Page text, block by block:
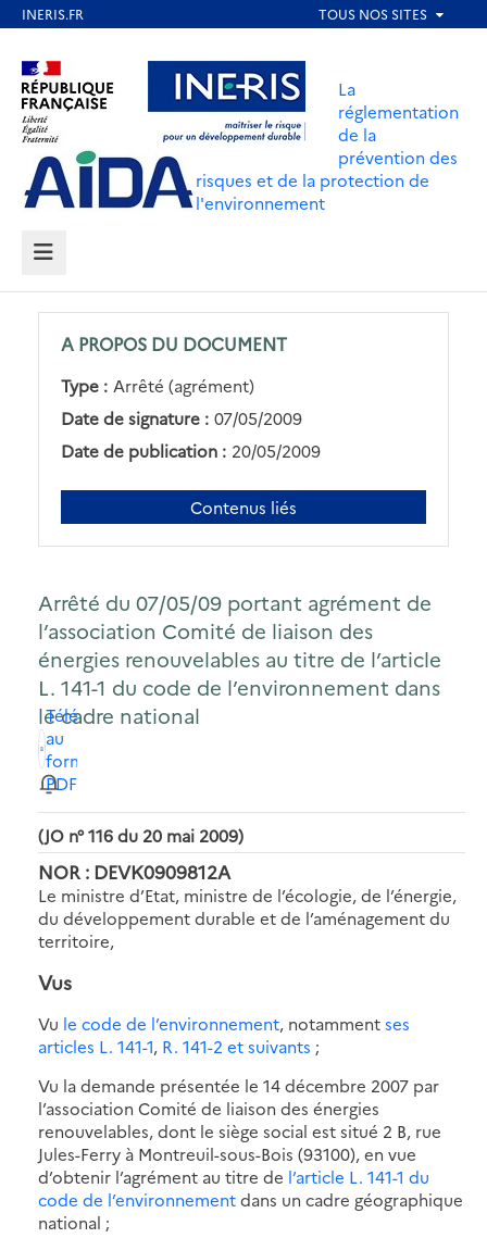
contenu
principal
Aller au contenu Aller au menu
Aller au pied de page
La
réglementation
de la
prévention des
risques et de la protection de
l'environnement
MENU
A PROPOS DU DOCUMENT
Type : Arrêté (agrément)
Date de signature : 07/05/2009
Date de publication : 20/05/2009
Contenus liés
Arrêté du 07/05/09 portant agrément de
l’association Comité de liaison des
énergies renouvelables au titre de l’article
L. 141-1 du code de l’environnement dans
le cadre national
Télécharger
au
format
PDF
(JO n° 116 du 20 mai 2009)
NOR : DEVK0909812A
Le ministre d’Etat, ministre de l’écologie, de l’énergie,
du développement durable et de l’aménagement du
territoire,
Vus
Vu le code de l’environnement, notammentses
articles L. 141-1, R. 141-2 et suivants ;
Vu la demande présentée le 14 décembre 2007 par
l’association Comité de liaison des énergies
renouvelables, dont le siège social est situé 2 B, rue
Jules-Ferry à Montreuil-sous-Bois (93100), en vue
d’obtenir l’agrément au titre de l’article L. 141-1 du
code de l’environnementdans un cadre géographique
national ;